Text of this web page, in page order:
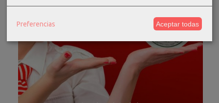
Preferencias Aceptar todas